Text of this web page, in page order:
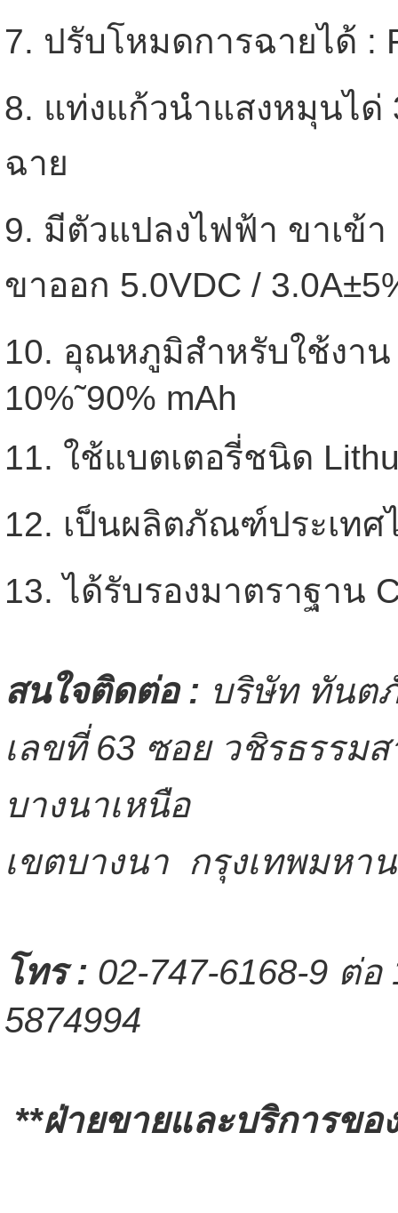
7. ปรับโหมดการฉายได้ :
8. แท่งแก้วนำแสงหมุนได่
ฉาย
9. มีตัวแปลงไฟฟ้า ขาเข้า
ขาออก 5.0VDC /
10. อุณหภูมิสำหรับใช้งาน
10%˜90% mAh
11. ใช้แบตเตอรี่ชนิด
12. เป็นผลิตภัณฑ์ประเทศ
13. ได้รับรองมาตราฐาน
สนใจติดต่อ : บริษัท ทันต
เลขที่ 63 ซอย วชิรธรรม
บางนาเหนือ
เขตบางนา กรุงเทพมหา
โทร: 02-747-6168-9 ต่อ
5874994
**ฝ่ายขายและบริการขอ